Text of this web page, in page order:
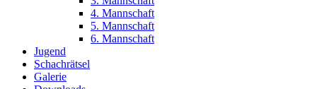
4. Mannschaft
5. Mannschaft
6. Mannschaft
Jugend
Schachrätsel
Galerie